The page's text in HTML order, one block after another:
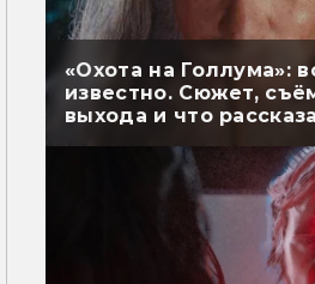
«Охота на Голлума»:
известно. Сюжет,
выхода и что